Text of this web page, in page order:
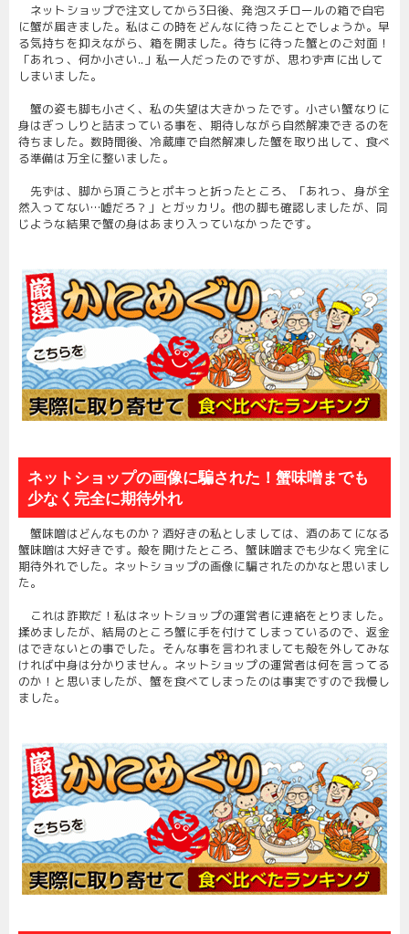
ネットショップで注文してから3日後、発泡スチロールの箱で自宅
に蟹が届きました。私はこの時をどんなに待ったことでしょうか。早
る気持ちを抑えながら、箱を開ました。待ちに待った蟹とのご対面！
「あれっ、何か小さい..」私一人だったのですが、思わず声に出して
しまいました。
蟹の姿も脚も小さく、私の失望は大きかったです。小さい蟹なりに
身はぎっしりと詰まっている事を、期待しながら自然解凍できるのを
待ちました。数時間後、冷蔵庫で自然解凍した蟹を取り出して、食べ
る準備は万全に整いました。
先ずは、脚から頂こうとポキっと折ったところ、「あれっ、身が全
然入ってない…嘘だろ？」とガッカリ。他の脚も確認しましたが、同
じような結果で蟹の身はあまり入っていなかったです。
ネットショップの画像に騙された！蟹味噌までも
少なく完全に期待外れ
蟹味噌はどんなものか？酒好きの私としましては、酒のあてになる
蟹味噌は大好きです。殻を開けたところ、蟹味噌までも少なく完全に
期待外れでした。ネットショップの画像に騙されたのかなと思いまし
た。
これは詐欺だ！私はネットショップの運営者に連絡をとりました。
揉めましたが、結局のところ蟹に手を付けてしまっているので、返金
はできないとの事でした。そんな事を言われましても殻を外してみな
ければ中身は分かりません。ネットショップの運営者は何を言ってる
のか！と思いましたが、蟹を食べてしまったのは事実ですので我慢し
ました。